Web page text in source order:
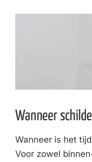
Wanneer
Wanneer is het
Voor zowel